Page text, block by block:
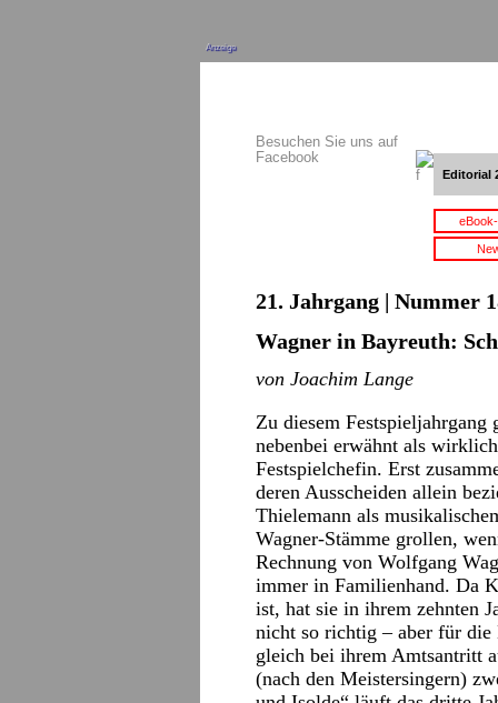
Anzeige
Besuchen Sie uns auf
Facebook
Editorial
21. Jahrgang | Nummer
Wagner in Bayreuth:
von Joachim Lange
Zu diesem
nebenbei erwähnt als
Festspielchefin. Erst
deren Ausscheiden allein
Thielemann als
Wagner-Stämme grollen,
Rechnung von Wolfgang
immer in Familienhand. Da
ist, hat sie in ihrem zehnten
nicht so richtig – aber für
gleich bei ihrem Amtsantritt
(nach den Meistersingern)